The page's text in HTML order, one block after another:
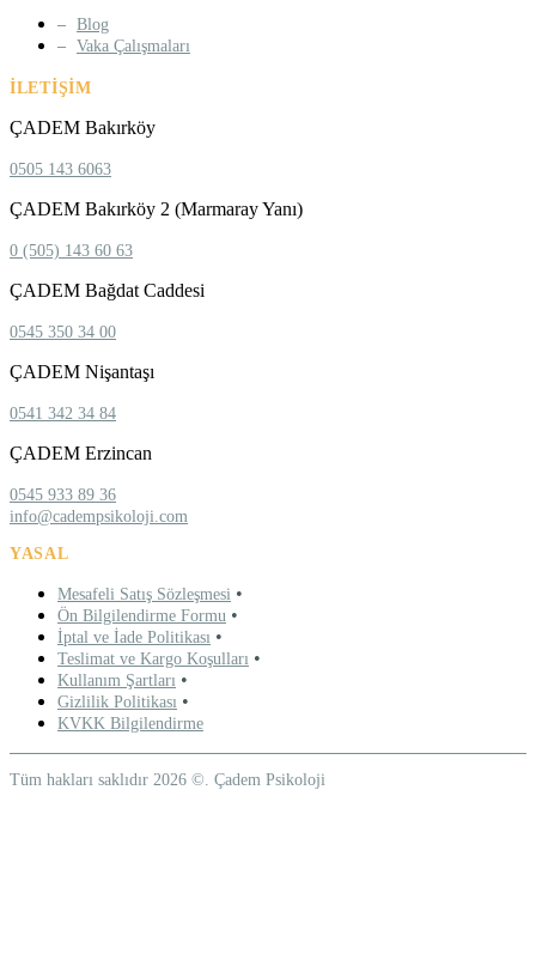
Blog
Vaka Çalışmaları
İLETIŞIM
ÇADEM Bakırköy
0505 143 6063
ÇADEM Bakırköy 2 (Marmaray Yanı)
0 (505) 143 60 63
ÇADEM Bağdat Caddesi
0545 350 34 00
ÇADEM Nişantaşı
0541 342 34 84
ÇADEM Erzincan
0545 933 89 36
info@cadempsikoloji.com
YASAL
Mesafeli Satış Sözleşmesi •
Ön Bilgilendirme Formu •
İptal ve İade Politikası •
Teslimat ve Kargo Koşulları •
Kullanım Şartları •
Gizlilik Politikası •
KVKK Bilgilendirme
Tüm hakları saklıdır 2026 ©. Çadem Psikoloji